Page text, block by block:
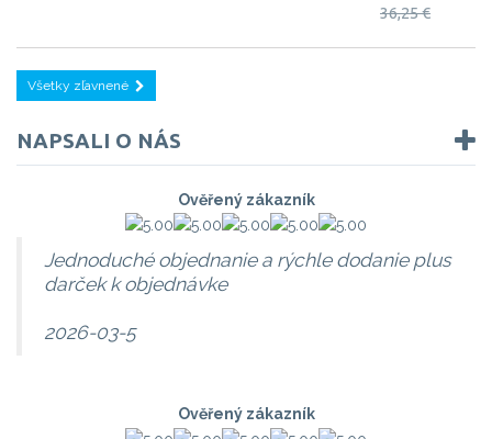
36,25 €
Všetky zľavnené
NAPSALI O NÁS
Ověřený zákazník
Jednoduché objednanie a rýchle dodanie plus
darček k objednávke
2026-03-5
Ověřený zákazník